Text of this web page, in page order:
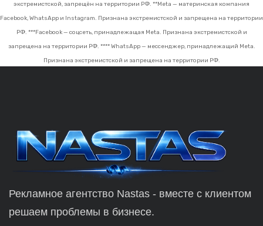
экстремистской, запрещён на территории РФ. **Meta — материнская компания
Facebook, WhatsApp и Instagram. Признана экстремистской и запрещена на территории
РФ. ***Facebook — соцсеть, принадлежащая Meta. Признана экстремистской и
запрещена на территории РФ. **** WhatsApp — мессенджер, принадлежащий Meta.
Признана экстремистской и запрещена на территории РФ.
Рекламное агентство Nastas - вместе с клиентом
решаем проблемы в бизнесе.